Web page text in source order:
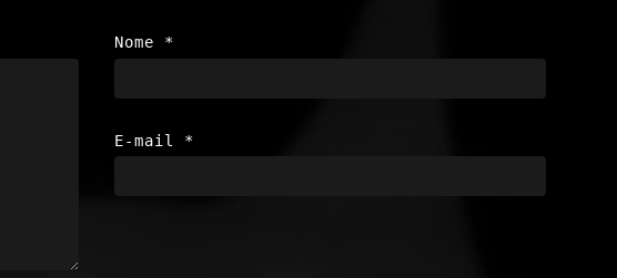
Nome *
E-mail *